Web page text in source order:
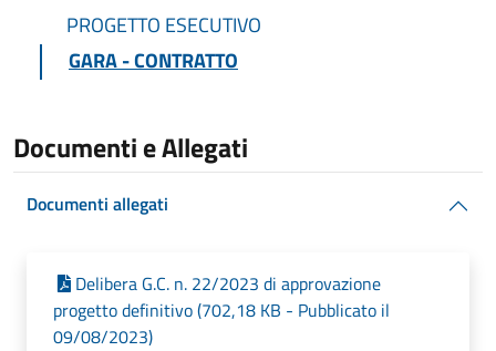
PROGETTO ESECUTIVO
GARA - CONTRATTO
Documenti e Allegati
Documenti allegati
Delibera G.C. n. 22/2023 di approvazione
progetto definitivo (702,18 KB - Pubblicato il
09/08/2023)